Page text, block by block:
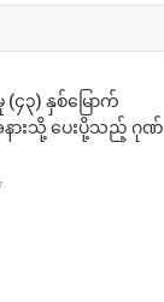
၄၃) နှစ်မြောက်
ားသို့ ပေးပို့သည့် ဂုဏ်